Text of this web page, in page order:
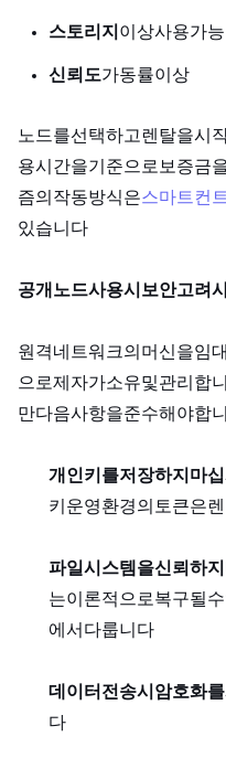
스토리지: 100GB 이상 사용 가능
신뢰도:가동률 95% 이상
노드를 선택하고 렌탈을 시
용 시간을 기준으로 보증금
즘의 작동 방식은스마트 컨
있습니다.
공개 노드 사용 시 보안 고려
원격 네트워크의 머신을 임
으로 제3자가 소유 및 관리합
만, 다음 사항을 준수해야 합
개인 키를 저장하지 마
키, 운영 환경의 API 토큰
파일 시스템을 신뢰하지
는 이론적으로 복구될 수
에서 다룹니다.
데이터 전송 시 암호화
다.